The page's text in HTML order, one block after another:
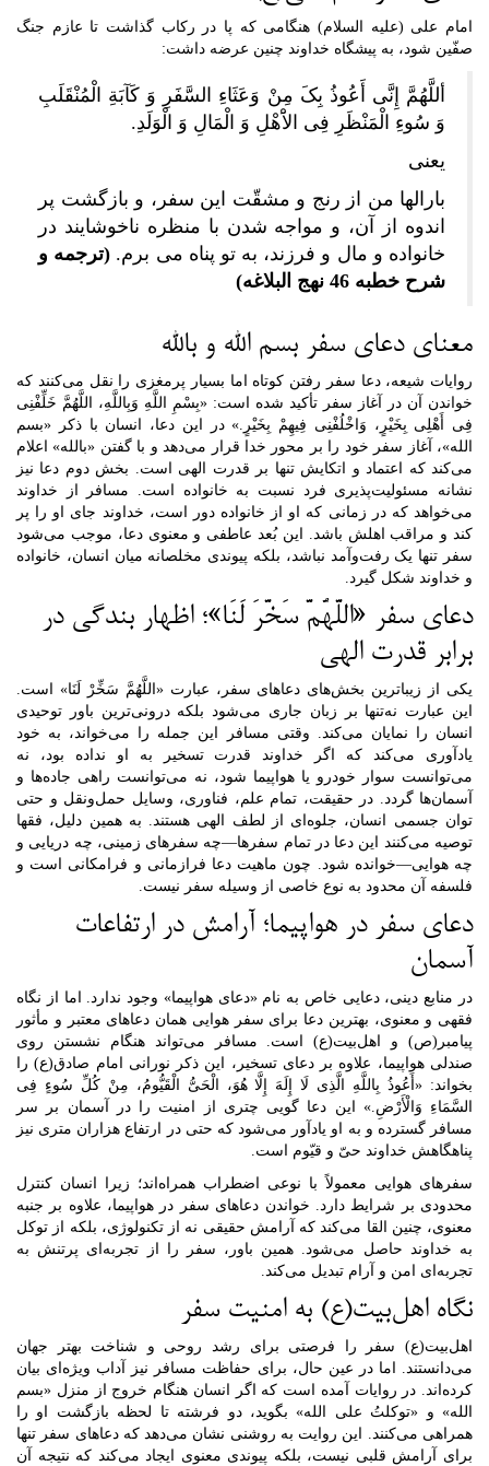
امام علی (علیه السلام) هنگامی که پا در رکاب گذاشت تا عازم جنگ
صفّین شود، به پیشگاه خداوند چنین عرضه داشت:
أللَّهُمَّ إِنَّی أَعُوذُ بِکَ مِنْ وَعَثَاءِ السَّفَرِ وَ کَآبَةِ الْمُنْقَلَبِ
وَ سُوءِ الْمَنْظَرِ فِی الاَْهْلِ وَ الْمَالِ وَ الْوَلَدِ.
یعنی
بارالها من از رنج و مشقّت این سفر، و بازگشت پر
اندوه از آن، و مواجه شدن با منظره ناخوشایند در
خانواده و مال و فرزند، به تو پناه می برم. (ترجمه و
شرح خطبه 46 نهج البلاغه)
معنای دعای سفر بسم الله و بالله
روایات شیعه، دعا سفر رفتن کوتاه اما بسیار پرمغزی را نقل می‌کنند که
خواندن آن در آغاز سفر تأکید شده است: «بِسْمِ اللَّهِ وَبِاللَّهِ، اللَّهُمَّ خَلِّفْنِی
فِی أَهْلِی بِخَیْرٍ، وَاخْلُفْنِی فِیهِمْ بِخَیْرٍ.» در این دعا، انسان با ذکر «بسم
الله»، آغاز سفر خود را بر محور خدا قرار می‌دهد و با گفتن «بالله» اعلام
می‌کند که اعتماد و اتکایش تنها بر قدرت الهی است. بخش دوم دعا نیز
نشانه مسئولیت‌پذیری فرد نسبت به خانواده است. مسافر از خداوند
می‌خواهد که در زمانی که او از خانواده دور است، خداوند جای او را پر
کند و مراقب اهلش باشد. این بُعد عاطفی و معنوی دعا، موجب می‌شود
سفر تنها یک رفت‌وآمد نباشد، بلکه پیوندی مخلصانه میان انسان، خانواده
و خداوند شکل گیرد.
دعای سفر «اللَّهُمَّ سَخَّرَ لَنَا»؛ اظهار بندگی در
برابر قدرت الهی
یکی از زیباترین بخش‌های دعاهای سفر، عبارت «اللَّهُمَّ سَخِّرْ لَنَا» است.
این عبارت نه‌تنها بر زبان جاری می‌شود بلکه درونی‌ترین باور توحیدی
انسان را نمایان می‌کند. وقتی مسافر این جمله را می‌خواند، به خود
یادآوری می‌کند که اگر خداوند قدرت تسخیر به او نداده بود، نه
می‌توانست سوار خودرو یا هواپیما شود، نه می‌توانست راهی جاده‌ها و
آسمان‌ها گردد. در حقیقت، تمام علم، فناوری، وسایل حمل‌ونقل و حتی
توان جسمی انسان، جلوه‌ای از لطف الهی هستند. به همین دلیل، فقها
توصیه می‌کنند این دعا در تمام سفرها—چه سفرهای زمینی، چه دریایی و
چه هوایی—خوانده شود. چون ماهیت دعا فرازمانی و فرامکانی است و
فلسفه آن محدود به نوع خاصی از وسیله سفر نیست.
دعای سفر در هواپیما؛ آرامش در ارتفاعات
آسمان
در منابع دینی، دعایی خاص به نام «دعای هواپیما» وجود ندارد. اما از نگاه
فقهی و معنوی، بهترین دعا برای سفر هوایی همان دعاهای معتبر و مأثور
پیامبر(ص) و اهل‌بیت(ع) است. مسافر می‌تواند هنگام نشستن روی
صندلی هواپیما، علاوه بر دعای تسخیر، این ذکر نورانی امام صادق(ع) را
بخواند: «أَعُوذُ بِاللَّهِ الَّذِی لَا إِلَهَ إِلَّا هُوَ، الْحَیُّ الْقَیُّومُ، مِنْ کُلِّ سُوءٍ فِی
السَّمَاءِ وَالْأَرْضِ.» این دعا گویی چتری از امنیت را در آسمان بر سر
مسافر گسترده و به او یادآور می‌شود که حتی در ارتفاع هزاران متری نیز
پناهگاهش خداوند حیّ و قیّوم است.
سفرهای هوایی معمولاً با نوعی اضطراب همراه‌اند؛ زیرا انسان کنترل
محدودی بر شرایط دارد. خواندن دعاهای سفر در هواپیما، علاوه بر جنبه
معنوی، چنین القا می‌کند که آرامش حقیقی نه از تکنولوژی، بلکه از توکل
به خداوند حاصل می‌شود. همین باور، سفر را از تجربه‌ای پرتنش به
تجربه‌ای امن و آرام تبدیل می‌کند.
نگاه اهل‌بیت(ع) به امنیت سفر
اهل‌بیت(ع) سفر را فرصتی برای رشد روحی و شناخت بهتر جهان
می‌دانستند. اما در عین حال، برای حفاظت مسافر نیز آداب ویژه‌ای بیان
کرده‌اند. در روایات آمده است که اگر انسان هنگام خروج از منزل «بسم
الله» و «توکلتُ علی الله» بگوید، دو فرشته تا لحظه بازگشت او را
همراهی می‌کنند. این روایت به روشنی نشان می‌دهد که دعاهای سفر تنها
برای آرامش قلبی نیست، بلکه پیوندی معنوی ایجاد می‌کند که نتیجه آن